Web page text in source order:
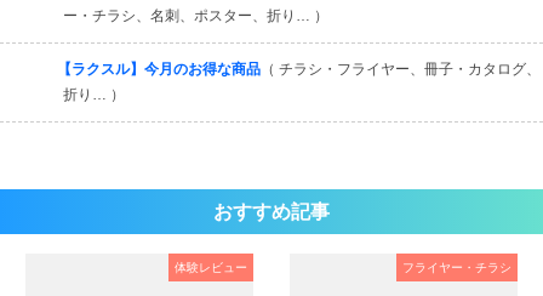
ー・チラシ、名刺、ポスター、折り… ）
【ラクスル】今月のお得な商品 （ チラシ・フライヤー、冊子・カタログ、
折り… ）
おすすめ記事
体験レビュー フライヤー・チラシ